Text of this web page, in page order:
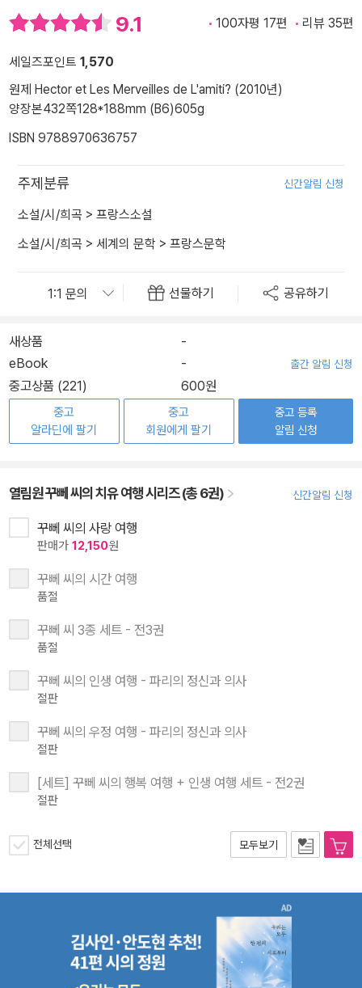
9.1 100자평 17편 리뷰 35편
세일즈포인트 1,570
원제 Hector et Les Merveilles de L'amiti? (2010년)
양장본432쪽128*188mm (B6)605g
ISBN 9788970636757
주제분류 신간알림 신청
소설/시/희곡 > 프랑스소설
소설/시/희곡 > 세계의 문학 > 프랑스문학
선물하기 공유하기
새상품
-
eBook
- 출간 알림 신청
중고상품 (221) 600원
중고
알라딘에 팔기
중고
회원에게 팔기
중고 등록
알림 신청
열림원 꾸뻬 씨의 치유 여행 시리즈 (총 6권) 신간알림 신청
꾸뻬 씨의 사랑 여행
판매가 12,150원
꾸뻬 씨의 시간 여행
품절
꾸뻬 씨 3종 세트 - 전3권
품절
꾸뻬 씨의 인생 여행 - 파리의 정신과 의사
절판
꾸뻬 씨의 우정 여행 - 파리의 정신과 의사
절판
[세트] 꾸뻬 씨의 행복 여행 + 인생 여행 세트 - 전2권
절판
전체선택 모두보기